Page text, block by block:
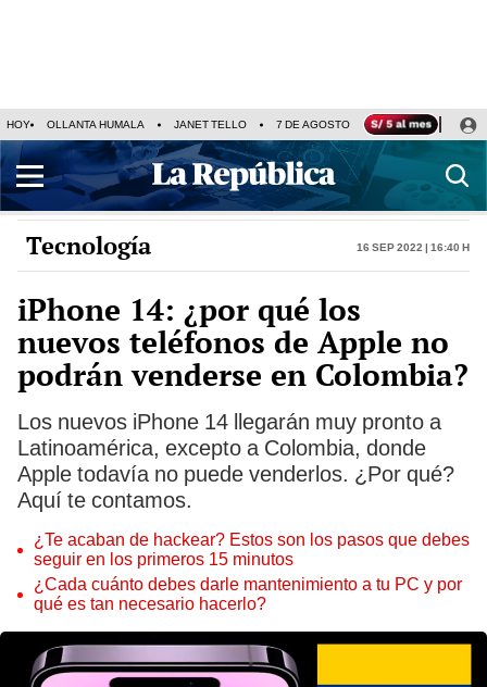
HOY OLLANTA HUMALA JANET TELLO 7 DE AGOSTO TINKA RESULTADOS
Tecnología 16 Sep 2022 | 16:40 h
iPhone 14: ¿por qué los
nuevos teléfonos de Apple no
podrán venderse en Colombia?
Los nuevos iPhone 14 llegarán muy pronto a
Latinoamérica, excepto a Colombia, donde
Apple todavía no puede venderlos. ¿Por qué?
Aquí te contamos.
¿Te acaban de hackear? Estos son los pasos que debes
seguir en los primeros 15 minutos
¿Cada cuánto debes darle mantenimiento a tu PC y por
qué es tan necesario hacerlo?